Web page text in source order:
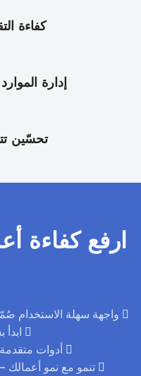
كفاءة
إدارة
تحسّين
ارفع كفاءة
واجهة سهلة الاستخدام
أدوات متقدمة
تنمو مع نمو